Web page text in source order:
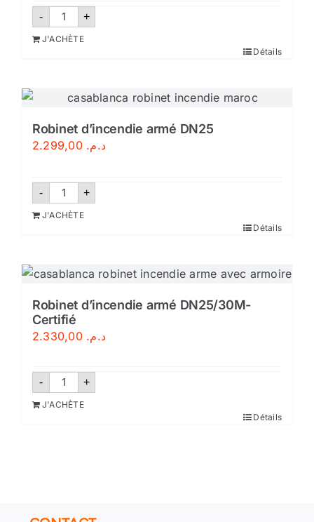
- quantité
Robinet
d'incendie
maroc
+
J'ACHÈTE
Détails
Robinet d’incendie armé DN25
د.م. 2.299,00
- quantité
Robinet
d'incendie
+
J'ACHÈTE
Détails
Robinet d’incendie armé DN25/30M-
Certifié
د.م. 2.330,00
- quantité
Robinet
d'incendie
+
J'ACHÈTE
Détails